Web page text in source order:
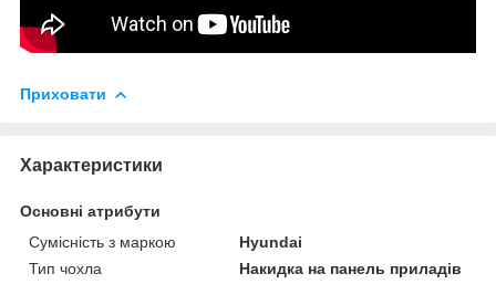
Приховати
Характеристики
Основні атрибути
Сумісність з маркою
Hyundai
Тип чохла
Накидка на панель приладів